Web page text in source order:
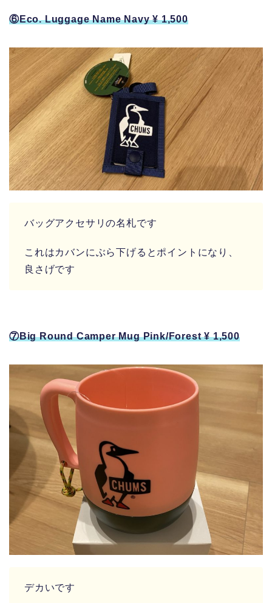
⑥Eco. Luggage Name Navy ¥ 1,500
バッグアクセサリの名札です
これはカバンにぶら下げるとポイントになり、
良さげです
⑦Big Round Camper Mug Pink/Forest ¥ 1,500
デカいです